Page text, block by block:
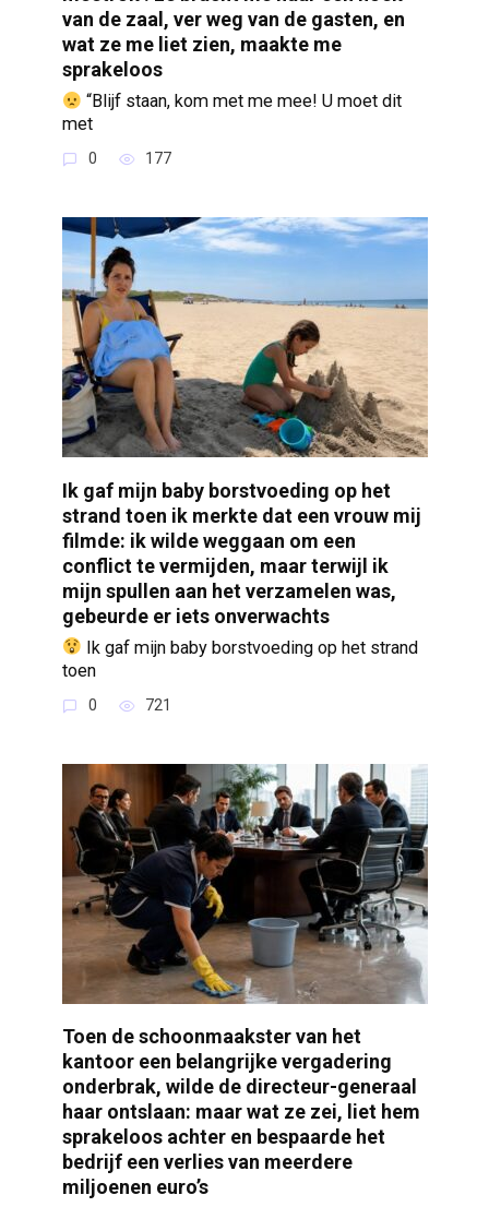
van de zaal, ver weg van de gasten, en
wat ze me liet zien, maakte me
sprakeloos
“Blijf staan, kom met me mee! U moet dit
met
0 177
Ik gaf mijn baby borstvoeding op het
strand toen ik merkte dat een vrouw mij
filmde: ik wilde weggaan om een
conflict te vermijden, maar terwijl ik
mijn spullen aan het verzamelen was,
gebeurde er iets onverwachts
Ik gaf mijn baby borstvoeding op het strand
toen
0 721
Toen de schoonmaakster van het
kantoor een belangrijke vergadering
onderbrak, wilde de directeur-generaal
haar ontslaan: maar wat ze zei, liet hem
sprakeloos achter en bespaarde het
bedrijf een verlies van meerdere
miljoenen euro’s